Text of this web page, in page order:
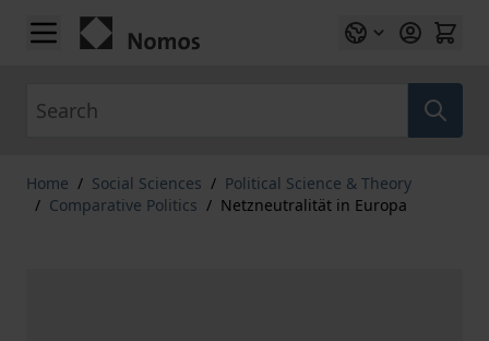
Skip to Content
Home / Social Sciences / Political Science & Theory
/ Comparative Politics / Netzneutralität in Europa